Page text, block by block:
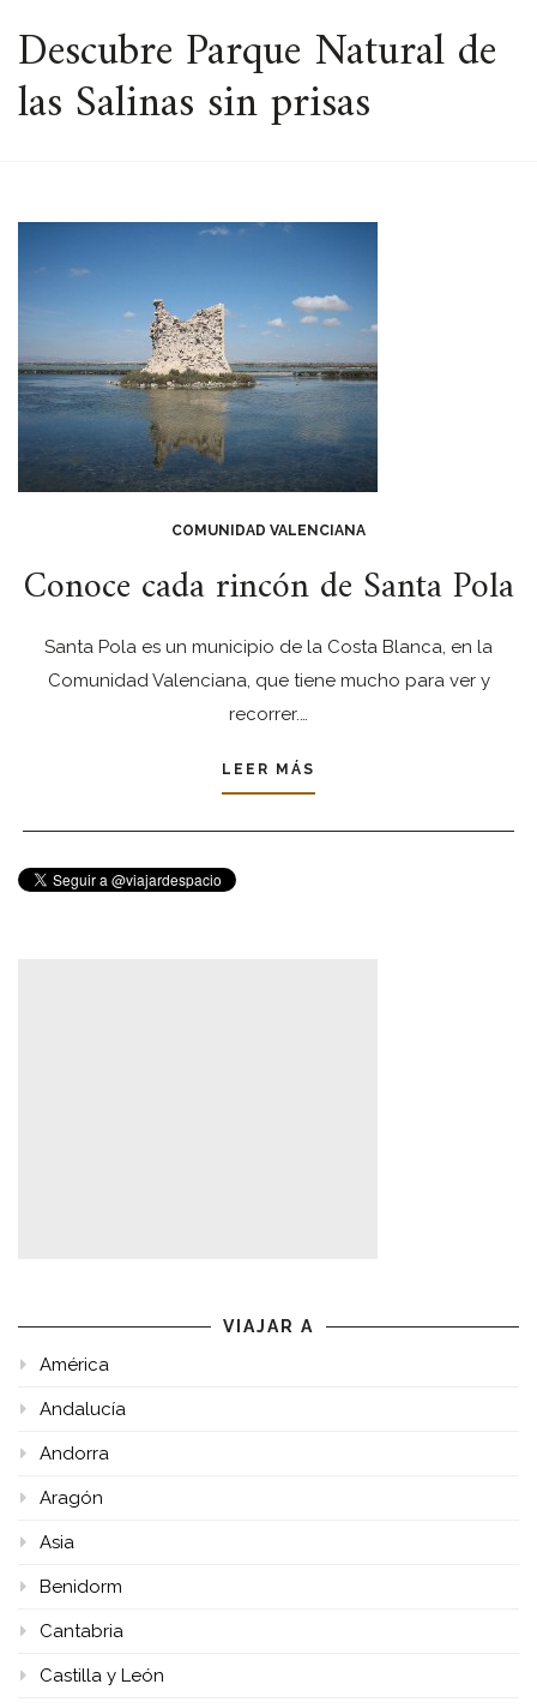
ESPACIO
Descubre Parque Natural de
las Salinas sin prisas
COMUNIDAD VALENCIANA
Conoce cada rincón de Santa Pola
Santa Pola es un municipio de la Costa Blanca, en la
Comunidad Valenciana, que tiene mucho para ver y
recorrer.…
LEER MÁS
VIAJAR A
América
Andalucía
Andorra
Aragón
Asia
Benidorm
Cantabria
Castilla y León